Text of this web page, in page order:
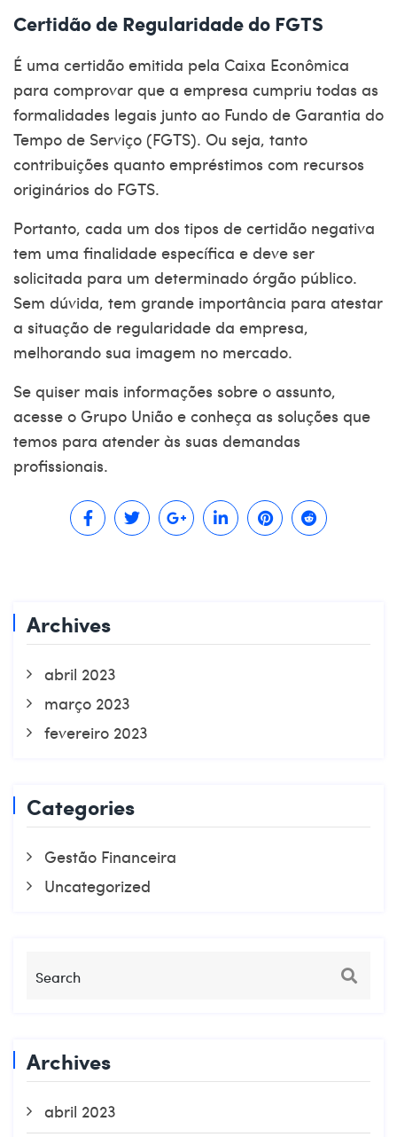
Certidão de Regularidade do FGTS
É uma certidão emitida pela Caixa Econômica
para comprovar que a empresa cumpriu todas as
formalidades legais junto ao Fundo de Garantia do
Tempo de Serviço (FGTS). Ou seja, tanto
contribuições quanto empréstimos com recursos
originários do FGTS.
Portanto, cada um dos tipos de certidão negativa
tem uma finalidade específica e deve ser
solicitada para um determinado órgão público.
Sem dúvida, tem grande importância para atestar
a situação de regularidade da empresa,
melhorando sua imagem no mercado.
Se quiser mais informações sobre o assunto,
acesse o Grupo União e conheça as soluções que
temos para atender às suas demandas
profissionais.
Archives
abril 2023
março 2023
fevereiro 2023
Categories
Gestão Financeira
Uncategorized
Archives
abril 2023